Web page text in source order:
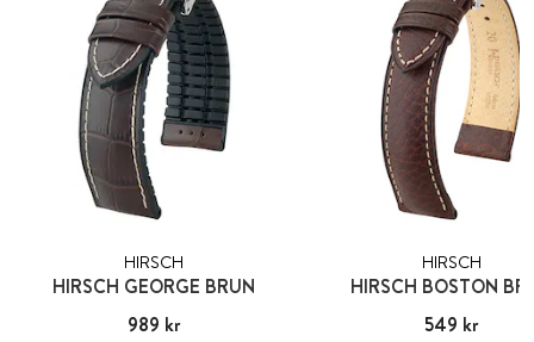
HIRSCH
HIRSCH GEORGE BRUN
Pris:989 kr
989 kr
HIRSCH
HIRSCH BOSTON
Pris:549 kr
549 kr